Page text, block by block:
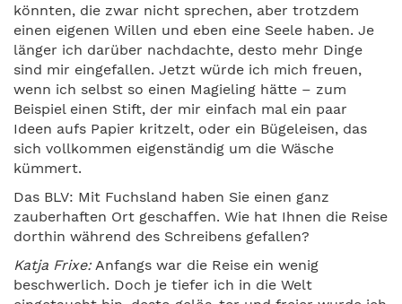
könnten, die zwar nicht sprechen, aber trotzdem
einen eigenen Willen und eben eine Seele haben. Je
länger ich darüber nachdachte, desto mehr Dinge
sind mir eingefallen. Jetzt würde ich mich freuen,
wenn ich selbst so einen Magieling hätte – zum
Beispiel einen Stift, der mir einfach mal ein paar
Ideen aufs Papier kritzelt, oder ein Bügeleisen, das
sich vollkommen eigenständig um die Wäsche
kümmert.
Das BLV: Mit Fuchsland haben Sie einen ganz
zauberhaften Ort geschaffen. Wie hat Ihnen die Reise
dorthin während des Schreibens gefallen?
Katja Frixe:Anfangs war die Reise ein wenig
beschwerlich. Doch je tiefer ich in die Welt